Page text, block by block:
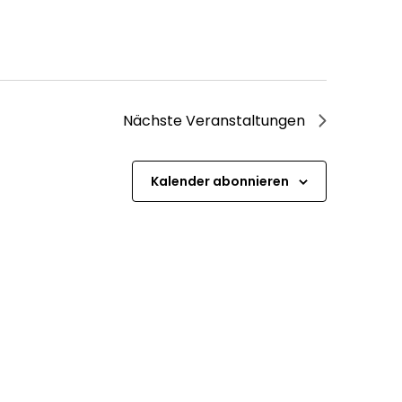
NächsteVeranstaltungen
Kalender abonnieren